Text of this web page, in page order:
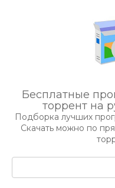
Бесплатные
торрент на
Подборка лучших
Скачать можно по